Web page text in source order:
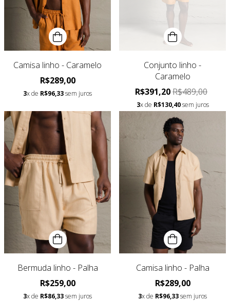
Camisa linho - Caramelo
R$289,00
3x de R$96,33sem juros
Conjunto linho -
Caramelo
R$391,20R$489,00
3x de R$130,40sem juros
Bermuda linho - Palha
R$259,00
3x de R$86,33sem juros
Camisa linho - Palha
R$289,00
3x de R$96,33sem juros